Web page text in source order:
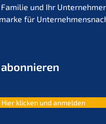
und Ihr
für
Hier klicken und anmelden